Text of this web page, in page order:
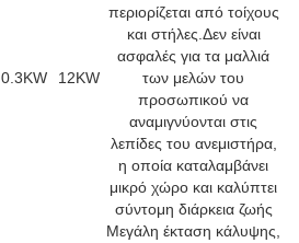
0.3KW 12KW
περιορίζεται από τοίχους
και στήλες.Δεν είναι
ασφαλές για τα μαλλιά
των μελών του
προσωπικού να
αναμιγνύονται στις
λεπίδες του ανεμιστήρα,
η οποία καταλαμβάνει
μικρό χώρο και καλύπτει
σύντομη διάρκεια ζωής
Μεγάλη έκταση κάλυψης,